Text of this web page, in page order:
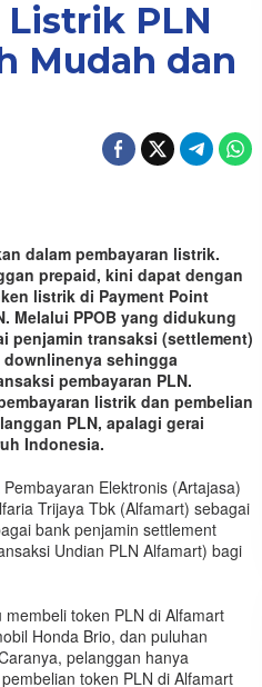
PLN
Mudah dan
dalam pembayaran listrik.
prepaid, kini dapat dengan
listrik di Payment Point
Melalui PPOB yang didukung
penjamin transaksi (settlement)
sehingga
pembayaran PLN.
listrik dan pembelian
PLN, apalagi gerai
Indonesia.
Elektronis (Artajasa)
Trijaya Tbk (Alfamart) sebagai
bank penjamin settlement
Undian PLN Alfamart) bagi
token PLN di Alfamart
Honda Brio, dan puluhan
pelanggan hanya
token PLN di Alfamart